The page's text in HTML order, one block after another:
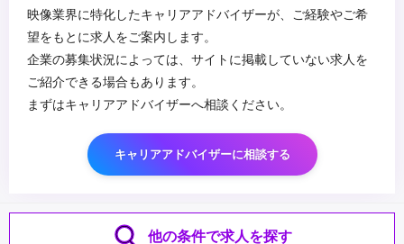
映像業界に特化したキャリアアドバイザーが、ご経験やご希
望をもとに求人をご案内します。
企業の募集状況によっては、サイトに掲載していない求人を
ご紹介できる場合もあります。
まずはキャリアアドバイザーへ相談ください。
キャリアアドバイザーに相談する
他の条件で求人を探す